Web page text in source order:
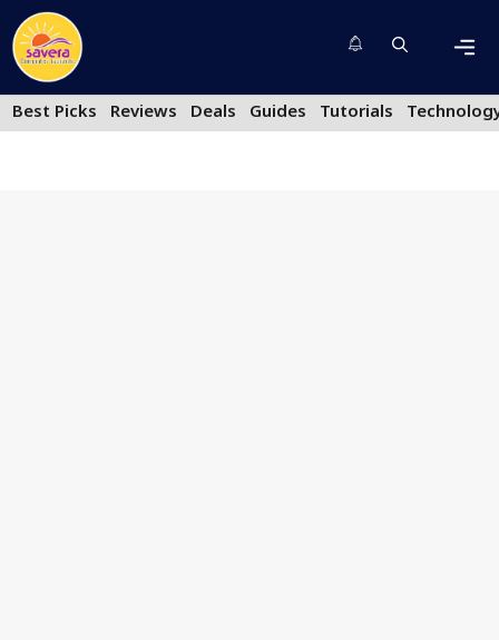
Skip
to
content
Best Picks
Reviews Deals Guides Tutorials